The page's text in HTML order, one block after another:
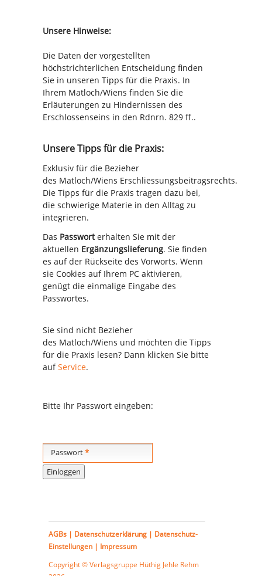
Unsere Hinweise:
Die Daten der vorgestellten
höchstrichterlichen Entscheidung finden
Sie in unseren Tipps für die Praxis. In
Ihrem Matloch/Wiens finden Sie die
Erläuterungen zu Hindernissen des
Erschlossenseins in den Rdnrn. 829 ff..
Unsere Tipps für die Praxis:
Exklusiv für die Bezieher
des Matloch/Wiens Erschliessungsbeitragsrechts.
Die Tipps für die Praxis tragen dazu bei,
die schwierige Materie in den Alltag zu
integrieren.
Das Passworterhalten Sie mit der
aktuellen Ergänzungslieferung. Sie finden
es auf der Rückseite des Vorworts. Wenn
sie Cookies auf Ihrem PC aktivieren,
genügt die einmalige Eingabe des
Passwortes.
Sie sind nicht Bezieher
des Matloch/Wiens und möchten die Tipps
für die Praxis lesen? Dann klicken Sie bitte
aufService.
Bitte Ihr Passwort eingeben:
Passwort*
AGBs | Datenschutzerklärung | Datenschutz-
Einstellungen | Impressum
Copyright © Verlagsgruppe Hüthig Jehle Rehm